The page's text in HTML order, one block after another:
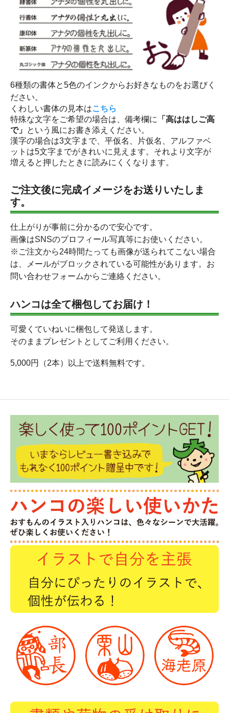
6種類の書体と5色のインクからお好きなものをお選びく
ださい。
くわしい書体の見本はこちら
特殊な文字をご希望の場合は、備考欄に
「高ははしご高
で」 という風にお書き添えください。
漢字の場合は3文字まで、平仮名、片仮名、アルファベ
ットは5文字までがきれいに見えます。それより文字が
増えると押したときに読みにくくなります。
ご注文後に完成イメージをお送りいたしま
す。
仕上がりが事前に分かるので安心です。
画像はSNSのプロフィール写真等にお使いください。
※ご注文から24時間たっても画像が送られてこない場合
は、メールがブロックされている可能性があります。お
問い合わせフォームからご連絡ください。
ハンコは全て梱包してお届け！
可愛くていねいに梱包して発送します。
そのままプレゼントとしてご利用ください。
5,000円（2本）以上で送料無料です。